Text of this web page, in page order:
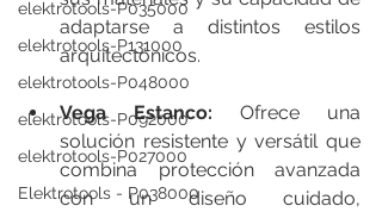
elektrotools-P035000
elektrotools-P131000
elektrotools-P048000
elektrotools-P092000
elektrotools-P027000
Elektrotools - P038000
adaptarse a distintos estilos
arquitectónicos.
Vega Estanco: Ofrece una
solución resistente y versátil que
combina protección avanzada
con un diseño cuidado,